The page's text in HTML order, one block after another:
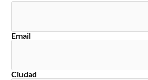
Email
Ciudad